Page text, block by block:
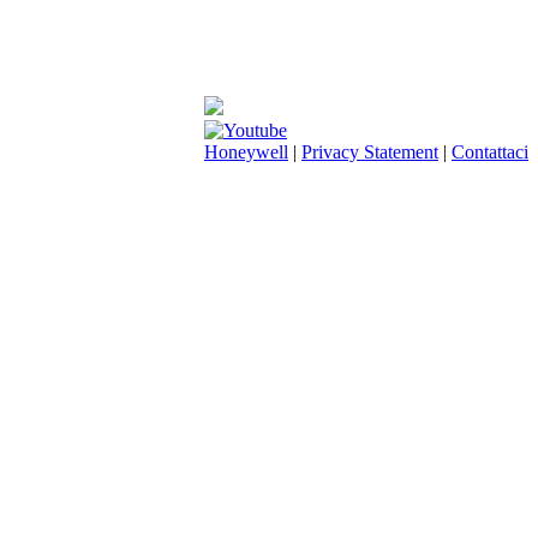
Honeywell | Privacy Statement | Contattaci